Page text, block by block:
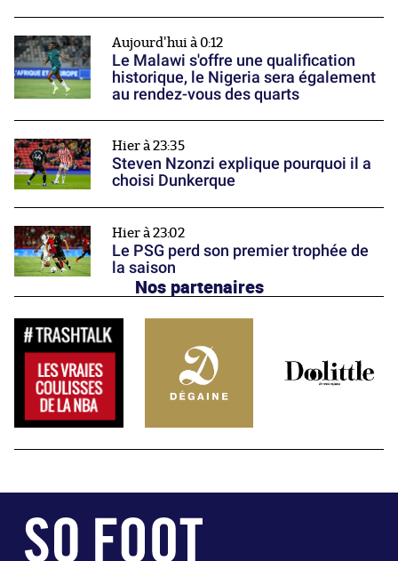
Aujourd'hui à 0:12
Le Malawi s'offre une qualification
historique, le Nigeria sera également
au rendez-vous des quarts
Hier à 23:35
Steven Nzonzi explique pourquoi il a
choisi Dunkerque
Hier à 23:02
Le PSG perd son premier trophée de
la saison
Nos partenaires